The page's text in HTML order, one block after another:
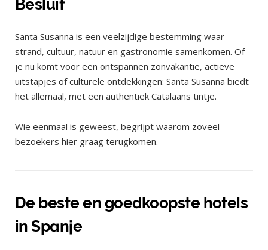
Besluit
Santa Susanna is een veelzijdige bestemming waar
strand, cultuur, natuur en gastronomie samenkomen. Of
je nu komt voor een ontspannen zonvakantie, actieve
uitstapjes of culturele ontdekkingen: Santa Susanna biedt
het allemaal, met een authentiek Catalaans tintje.
Wie eenmaal is geweest, begrijpt waarom zoveel
bezoekers hier graag terugkomen.
De beste en goedkoopste hotels
in Spanje